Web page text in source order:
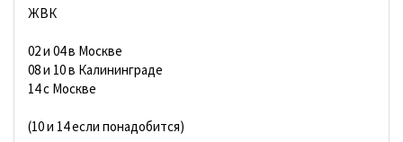
ЖВК
02 и 04 в Москве
08 и 10 в Калининграде
14 с Москве
(10 и 14 если понадобится)